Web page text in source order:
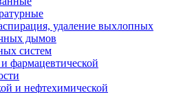
удаление выхлопных
дымов
систем
фармацевтической
и нефтехимической